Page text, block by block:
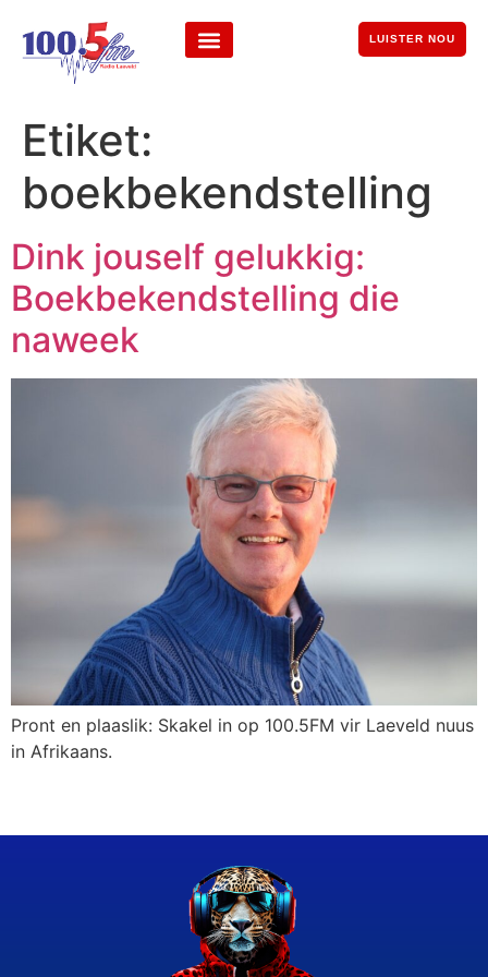
LUISTER NOU
Etiket:
boekbekendstelling
Dink jouself gelukkig:
Boekbekendstelling die
naweek
Pront en plaaslik: Skakel in op 100.5FM vir Laeveld nuus
in Afrikaans.